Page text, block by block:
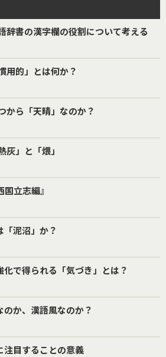
辞書の漢字欄の役割について考える
用的」とは何か？
から「天晴」なのか？
灰」と「煨」
立志編』
「泥沼」か？
で得られる「気づき」とは？
か、漢語風なのか？
注目することの意義